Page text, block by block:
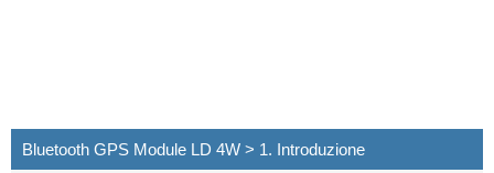
Bluetooth GPS Module LD 4W > 1. Introduzione